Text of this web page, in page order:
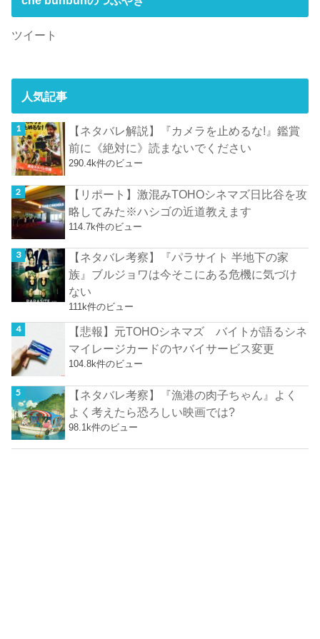
ツイート
人気記事
【ネタバレ解説】『カメラを止めるな!』鑑賞
前に《絶対に》読まないでください
290.4k件のビュー
【リポート】激混みTOHOシネマズ日比谷を攻
略してみた※ハシゴの近道教えます
114.7k件のビュー
【ネタバレ考察】『パラサイト 半地下の家
族』ブルジョワは今そこにある危機に気づけ
ない
111k件のビュー
【悲報】元TOHOシネマズ バイトが語るシネ
マイレージカードのヤバイサービス変更
104.8k件のビュー
【ネタバレ考察】『漁港の肉子ちゃん』よく
よく考えたら恐ろしい映画では?
98.1k件のビュー